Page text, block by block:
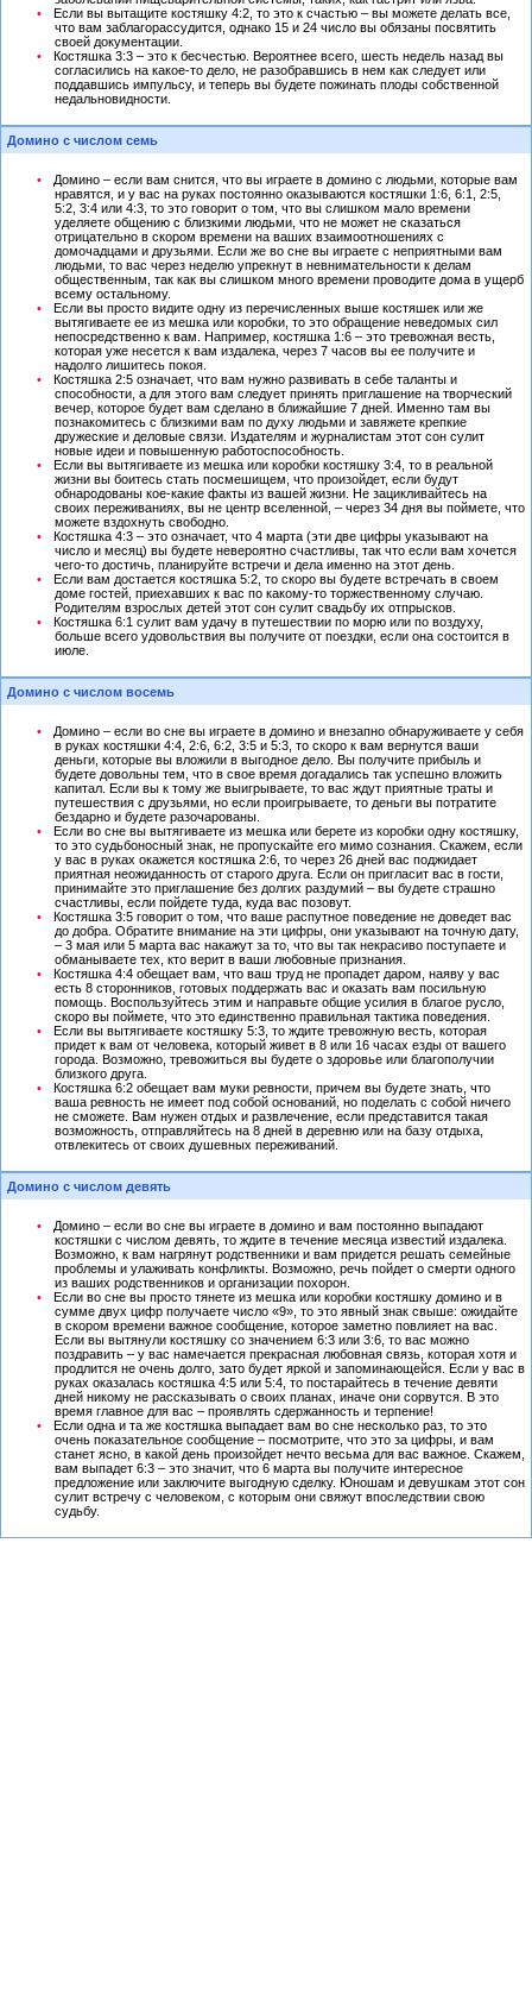
Если вы вытащите костяшку 4:2, то это к счастью – вы можете делать все,
что вам заблагорассудится, однако 15 и 24 число вы обязаны посвятить
своей документации.
Костяшка 3:3 – это к бесчестью. Вероятнее всего, шесть недель назад вы
согласились на какое-то дело, не разобравшись в нем как следует или
поддавшись импульсу, и теперь вы будете пожинать плоды собственной
недальновидности.
Домино с числом семь
Домино – если вам снится, что вы играете в домино с людьми, которые вам
нравятся, и у вас на руках постоянно оказываются костяшки 1:6, 6:1, 2:5,
5:2, 3:4 или 4:3, то это говорит о том, что вы слишком мало времени
уделяете общению с близкими людьми, что не может не сказаться
отрицательно в скором времени на ваших взаимоотношениях с
домочадцами и друзьями. Если же во сне вы играете с неприятными вам
людьми, то вас через неделю упрекнут в невнимательности к делам
общественным, так как вы слишком много времени проводите дома в ущерб
всему остальному.
Если вы просто видите одну из перечисленных выше костяшек или же
вытягиваете ее из мешка или коробки, то это обращение неведомых сил
непосредственно к вам. Например, костяшка 1:6 – это тревожная весть,
которая уже несется к вам издалека, через 7 часов вы ее получите и
надолго лишитесь покоя.
Костяшка 2:5 означает, что вам нужно развивать в себе таланты и
способности, а для этого вам следует принять приглашение на творческий
вечер, которое будет вам сделано в ближайшие 7 дней. Именно там вы
познакомитесь с близкими вам по духу людьми и завяжете крепкие
дружеские и деловые связи. Издателям и журналистам этот сон сулит
новые идеи и повышенную работоспособность.
Если вы вытягиваете из мешка или коробки костяшку 3:4, то в реальной
жизни вы боитесь стать посмешищем, что произойдет, если будут
обнародованы кое-какие факты из вашей жизни. Не зацикливайтесь на
своих переживаниях, вы не центр вселенной, – через 34 дня вы поймете, что
можете вздохнуть свободно.
Костяшка 4:3 – это означает, что 4 марта (эти две цифры указывают на
число и месяц) вы будете невероятно счастливы, так что если вам хочется
чего-то достичь, планируйте встречи и дела именно на этот день.
Если вам достается костяшка 5:2, то скоро вы будете встречать в своем
доме гостей, приехавших к вас по какому-то торжественному случаю.
Родителям взрослых детей этот сон сулит свадьбу их отпрысков.
Костяшка 6:1 сулит вам удачу в путешествии по морю или по воздуху,
больше всего удовольствия вы получите от поездки, если она состоится в
июле.
Домино с числом восемь
Домино – если во сне вы играете в домино и внезапно обнаруживаете у себя
в руках костяшки 4:4, 2:6, 6:2, 3:5 и 5:3, то скоро к вам вернутся ваши
деньги, которые вы вложили в выгодное дело. Вы получите прибыль и
будете довольны тем, что в свое время догадались так успешно вложить
капитал. Если вы к тому же выигрываете, то вас ждут приятные траты и
путешествия с друзьями, но если проигрываете, то деньги вы потратите
бездарно и будете разочарованы.
Если во сне вы вытягиваете из мешка или берете из коробки одну костяшку,
то это судьбоносный знак, не пропускайте его мимо сознания. Скажем, если
у вас в руках окажется костяшка 2:6, то через 26 дней вас поджидает
приятная неожиданность от старого друга. Если он пригласит вас в гости,
принимайте это приглашение без долгих раздумий – вы будете страшно
счастливы, если пойдете туда, куда вас позовут.
Костяшка 3:5 говорит о том, что ваше распутное поведение не доведет вас
до добра. Обратите внимание на эти цифры, они указывают на точную дату,
– 3 мая или 5 марта вас накажут за то, что вы так некрасиво поступаете и
обманываете тех, кто верит в ваши любовные признания.
Костяшка 4:4 обещает вам, что ваш труд не пропадет даром, наяву у вас
есть 8 сторонников, готовых поддержать вас и оказать вам посильную
помощь. Воспользуйтесь этим и направьте общие усилия в благое русло,
скоро вы поймете, что это единственно правильная тактика поведения.
Если вы вытягиваете костяшку 5:3, то ждите тревожную весть, которая
придет к вам от человека, который живет в 8 или 16 часах езды от вашего
города. Возможно, тревожиться вы будете о здоровье или благополучии
близкого друга.
Костяшка 6:2 обещает вам муки ревности, причем вы будете знать, что
ваша ревность не имеет под собой оснований, но поделать с собой ничего
не сможете. Вам нужен отдых и развлечение, если представится такая
возможность, отправляйтесь на 8 дней в деревню или на базу отдыха,
отвлекитесь от своих душевных переживаний.
Домино с числом девять
Домино – если во сне вы играете в домино и вам постоянно выпадают
костяшки с числом девять, то ждите в течение месяца известий издалека.
Возможно, к вам нагрянут родственники и вам придется решать семейные
проблемы и улаживать конфликты. Возможно, речь пойдет о смерти одного
из ваших родственников и организации похорон.
Если во сне вы просто тянете из мешка или коробки костяшку домино и в
сумме двух цифр получаете число «9», то это явный знак свыше: ожидайте
в скором времени важное сообщение, которое заметно повлияет на вас.
Если вы вытянули костяшку со значением 6:3 или 3:6, то вас можно
поздравить – у вас намечается прекрасная любовная связь, которая хотя и
продлится не очень долго, зато будет яркой и запоминающейся. Если у вас в
руках оказалась костяшка 4:5 или 5:4, то постарайтесь в течение девяти
дней никому не рассказывать о своих планах, иначе они сорвутся. В это
время главное для вас – проявлять сдержанность и терпение!
Если одна и та же костяшка выпадает вам во сне несколько раз, то это
очень показательное сообщение – посмотрите, что это за цифры, и вам
станет ясно, в какой день произойдет нечто весьма для вас важное. Скажем,
вам выпадет 6:3 – это значит, что 6 марта вы получите интересное
предложение или заключите выгодную сделку. Юношам и девушкам этот сон
сулит встречу с человеком, с которым они свяжут впоследствии свою
судьбу.